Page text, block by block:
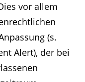
vor allem
(s.
Alert), der bei